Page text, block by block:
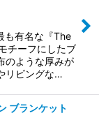
も有名な『The
チーフにしたブ
のような厚みが
リビングな…
ブランケット